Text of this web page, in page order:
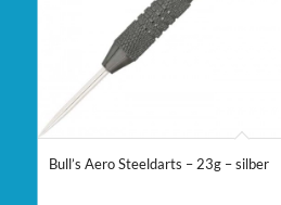
Bull’s Aero Steeldarts – 23g – silber